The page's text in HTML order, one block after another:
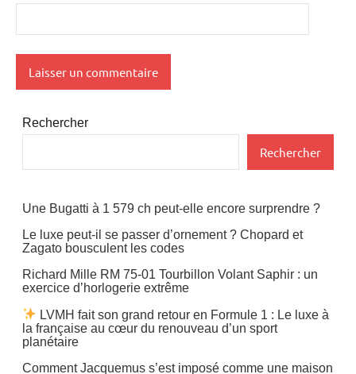
Rechercher
Rechercher
Une Bugatti à 1 579 ch peut-elle encore surprendre ?
Le luxe peut-il se passer d’ornement ? Chopard et
Zagato bousculent les codes
Richard Mille RM 75-01 Tourbillon Volant Saphir : un
exercice d’horlogerie extrême
LVMH fait son grand retour en Formule 1 : Le luxe à
la française au cœur du renouveau d’un sport
planétaire
Comment Jacquemus s’est imposé comme une maison